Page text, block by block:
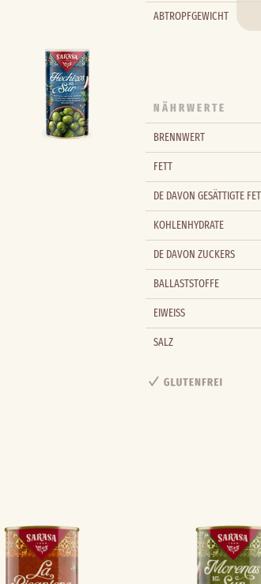
ABTROPFGEWICHT
NÄHRWERTE
BRENNWERT
FETT
DE DAVON GESÄTTIGTE
KOHLENHYDRATE
DE DAVON ZUCKERS
BALLASTSTOFFE
EIWEISS
SALZ